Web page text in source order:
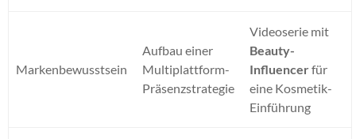
Markenbewusstsein
Aufbau einer
Multiplattform-
Präsenzstrategie
Videoserie mit
Beauty-
Influencerfür
eine Kosmetik-
Einführung